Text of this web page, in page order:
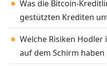
Was die Bitcoin-
gestützten Krediten
Welche Risiken
auf dem Schirm haben